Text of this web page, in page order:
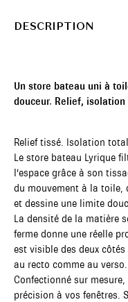
DESCRIPTION
Un store bateau uni à
douceur. Relief, isolation
Relief tissé. Isolation
Le store bateau Lyrique
l'espace grâce à son
du mouvement à la
et dessine une limite
La densité de la matière
ferme donne une réelle
est visible des deux
au recto comme au verso.
Confectionné sur
précision à vos fenêtres.